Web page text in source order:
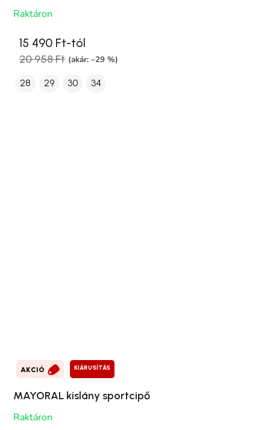
Raktáron
15 490 Ft-tól
20 958 Ft (akár: –29 %)
28 29 30 34
AKCIÓ KIÁRUSÍTÁS
MAYORAL kislány sportcipő
Raktáron